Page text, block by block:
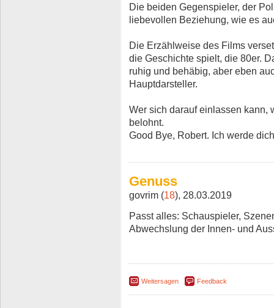
Die beiden Gegenspieler, der
liebevollen Beziehung, wie es
Die Erzählweise des Films
die Geschichte spielt, die 80er.
ruhig und behäbig, aber eben
Hauptdarsteller.
Wer sich darauf einlassen kann,
belohnt.
Good Bye, Robert. Ich werde
Genuss
govrim (18), 28.03.2019
Passt alles: Schauspieler,
Abwechslung der Innen- und
Weitersagen Feedback